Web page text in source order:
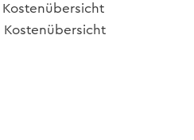
Kostenübersicht